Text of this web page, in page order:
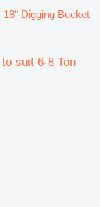
18" Digging Bucket
suit 6-8 Ton